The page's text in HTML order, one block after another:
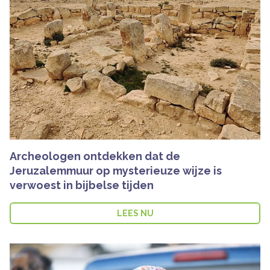
Archeologen ontdekken dat de
Jeruzalemmuur op mysterieuze wijze is
verwoest in bijbelse tijden
LEES NU